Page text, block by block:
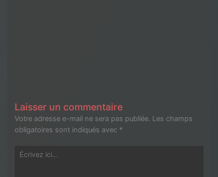
Laisser un commentaire
Votre adresse e-mail ne sera pas publiée. Les champs
obligatoires sont indiqués avec *
Écrivez